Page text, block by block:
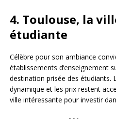
4. Toulouse, la
étudiante
Célèbre pour son ambiance
établissements d’enseignement
destination prisée des étudiants.
dynamique et les prix restent
ville intéressante pour investir